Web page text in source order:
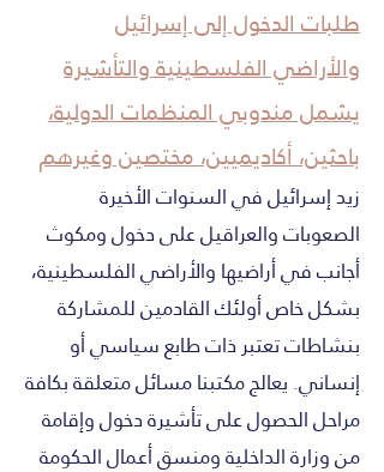
طلبات الدخول إلى إسرائيل
والأراضي الفلسطينية والتأشيرة
يشمل مندوبي المنظمات الدولية،
باحثين، أكاديميين، مختصين وغيرهم
زيد إسرائيل في السنوات الأخيرة
الصعوبات والعراقيل على دخول ومكوث
أجانب في أراضيها والأراضي الفلسطينية،
بشكل خاص أولئك القادمين للمشاركة
بنشاطات تعتبر ذات طابع سياسي أو
إنساني. يعالج مكتبنا مسائل متعلقة بكافة
مراحل الحصول على تأشيرة دخول وإقامة
من وزارة الداخلية ومنسق أعمال الحكومة